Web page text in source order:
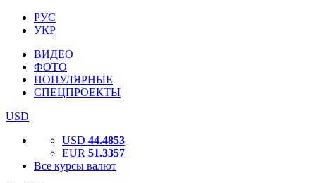
РУС
УКР
ВИДЕО
ФОТО
ПОПУЛЯРНЫЕ
СПЕЦПРОЕКТЫ
USD
USD 44.4853
EUR 51.3357
Все курсы валют